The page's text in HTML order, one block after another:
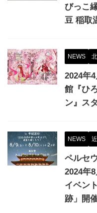
びっこ
豆 稲取
NEWS
2024年
館『ひ
ン』ス
NEWS
ペルセ
2024年
イベン
跡」開